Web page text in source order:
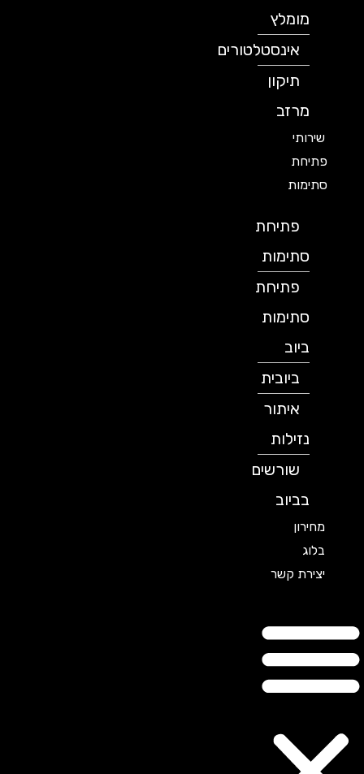
מומלץ
אינסטלטורים
תיקון
מרזב
שירותי
פתיחת
סתימות
פתיחת
סתימות
פתיחת
סתימות
ביובית
איתור
נזילות
שורשים
בביוב
מחירון
יצירת קשר